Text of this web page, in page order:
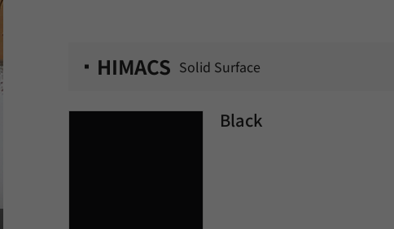
HIMACS Solid Surface
Black